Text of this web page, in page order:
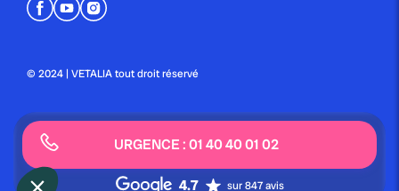
URGENCE : 01 40 40 01 02
4.7 sur 847 avis
© 2024 | VETALIA tout droit réservé